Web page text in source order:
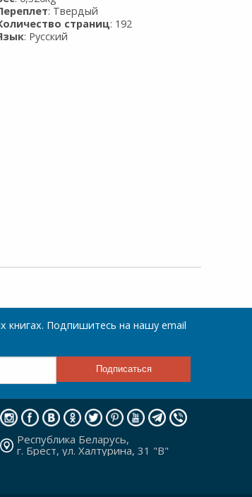
: Твердый
страниц: 192
: Русский
Подпишитесь на нашу email
Республика Беларусь,
г. Брест, ул. Халтурина, 31 "В"